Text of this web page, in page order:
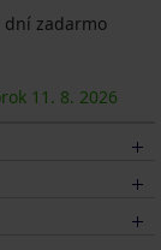
dní zadarmo
11. 8. 2026